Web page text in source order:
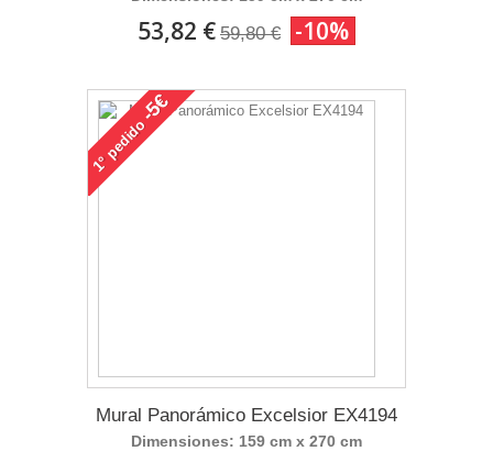
53,82 € 59,80 € -10%
1°
pedido
-5€
Mural Panorámico Excelsior EX4194
Dimensiones: 159 cm x 270 cm